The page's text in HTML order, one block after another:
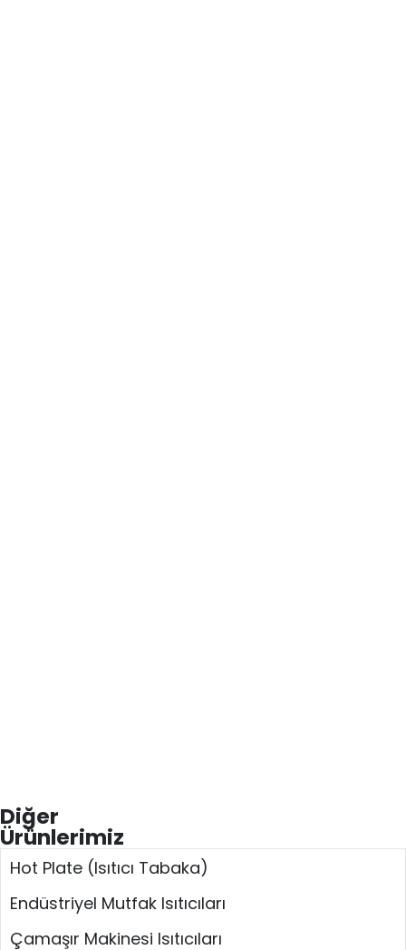
Diğer
Ürünlerimiz
Hot Plate (Isıtıcı Tabaka)
Endüstriyel Mutfak Isıtıcıları
Çamaşır Makinesi Isıtıcıları